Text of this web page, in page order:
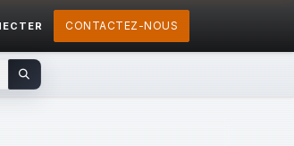
CONTACTEZ-NOUS